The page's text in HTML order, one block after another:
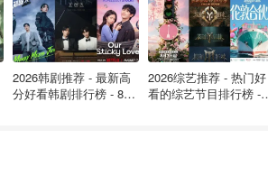
2026韩剧推荐 - 最新高
分好看韩剧排行榜 - 8月
2026综艺推荐 - 热门好
看的综艺节目排行榜 -